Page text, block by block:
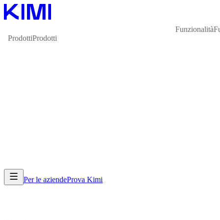
ProdottiProdotti
Funzionalità
Per le aziendeProva Kimi